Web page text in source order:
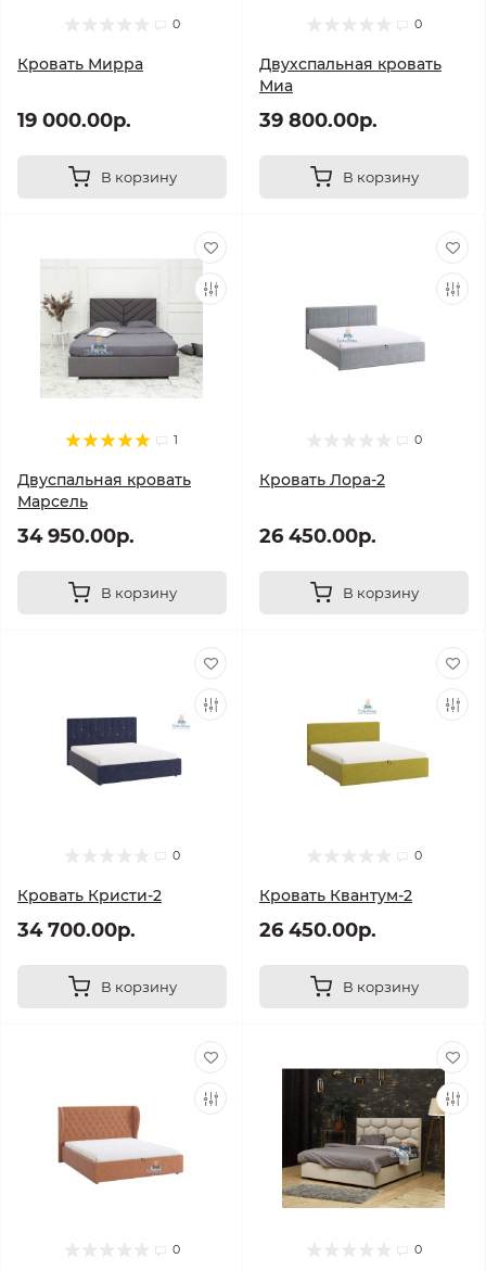
0
Кровать Мирра
19 000.00р.
В корзину
0
Двухспальная кровать
Миа
39 800.00р.
В корзину
1
Двуспальная кровать
Марсель
34 950.00р.
В корзину
0
Кровать Лора-2
26 450.00р.
В корзину
0
Кровать Кристи-2
34 700.00р.
В корзину
0
Кровать Квантум-2
26 450.00р.
В корзину
0 0